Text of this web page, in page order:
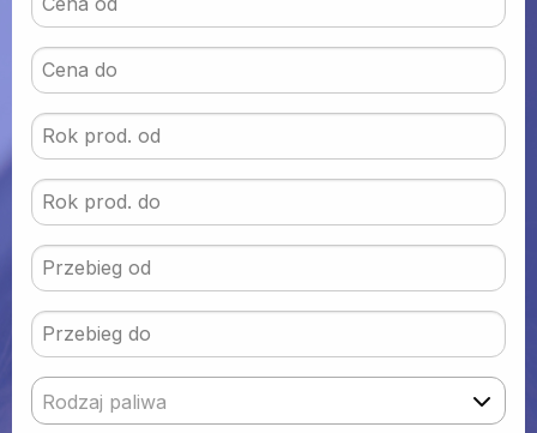
Rodzaj paliwa